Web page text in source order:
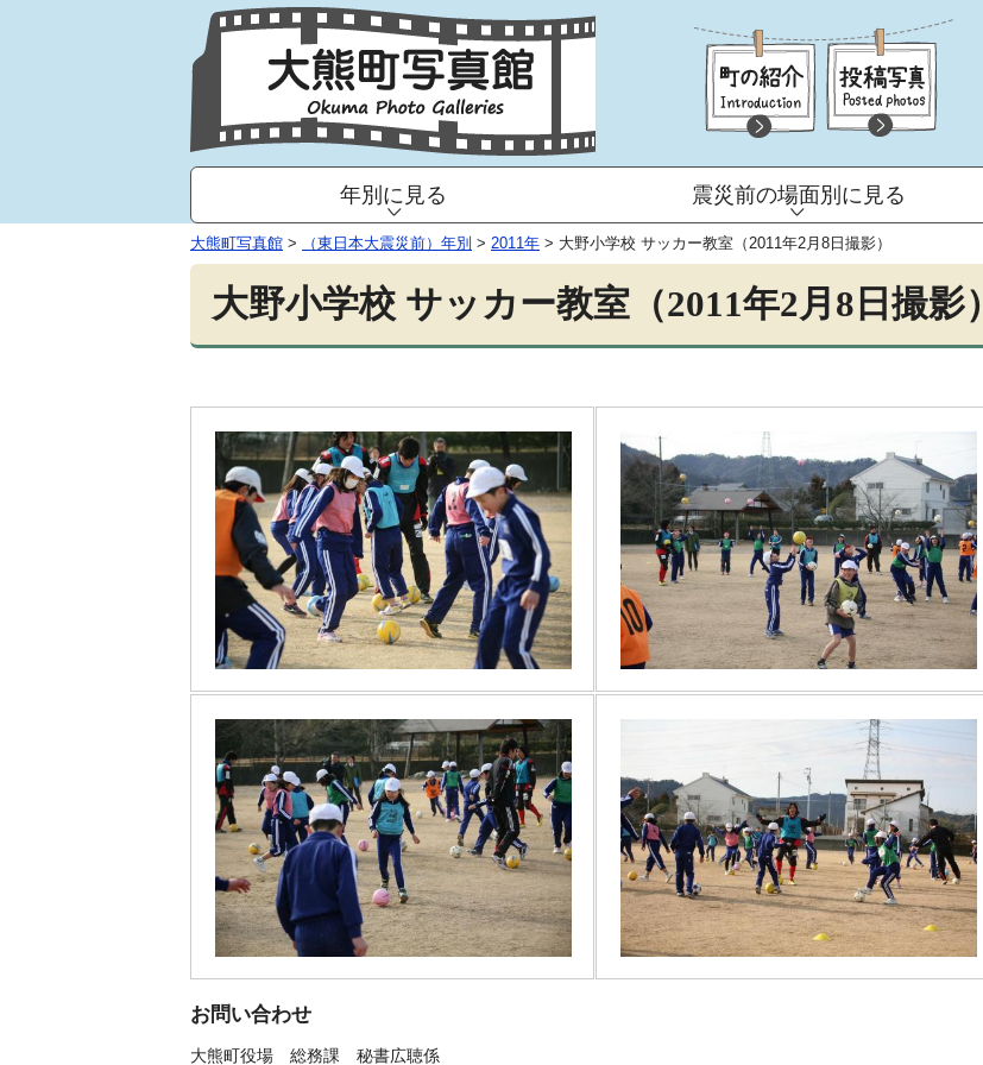
年別に見る 震災前の場面別に見る
大熊町写真館 > （東日本大震災前）年別 > 2011年 > 大野小学校 サッカー教室（2011年2月8日撮影）
大野小学校 サッカー教室（2011年2月8日撮影）
お問い合わせ
大熊町役場 総務課 秘書広聴係